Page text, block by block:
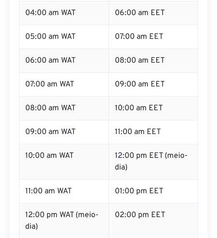
04:00 am WAT 06:00 am EET
05:00 am WAT 07:00 am EET
06:00 am WAT 08:00 am EET
07:00 am WAT 09:00 am EET
08:00 am WAT 10:00 am EET
09:00 am WAT 11:00 am EET
10:00 am WAT
12:00 pm EET (meio-
dia)
11:00 am WAT 01:00 pm EET
12:00 pm WAT (meio-
dia)
02:00 pm EET